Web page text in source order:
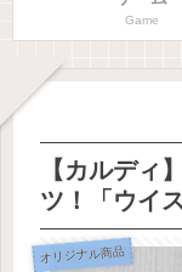
Game
【カルディ
ツ！「ウイ
オリジナル商品